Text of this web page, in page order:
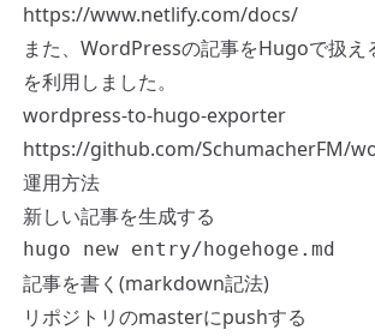
https://www.netlify.com/docs/
また、WordPressの記事をHugoで扱
を利用しました。
wordpress-to-hugo-exporter
https://github.com/SchumacherFM/
運用方法
新しい記事を生成する
記事を書く(markdown記法)
リポジトリのmasterにpushする